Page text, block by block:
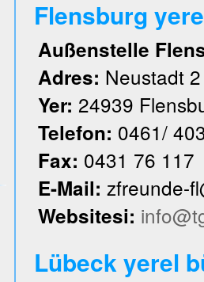
Flensburg
Außenstelle
Adres: Neustadt 2
Yer: 24939
Telefon: 0461/
Fax: 0431 76 117
E-Mail: zfreunde-
Websitesi:
Lübeck yerel